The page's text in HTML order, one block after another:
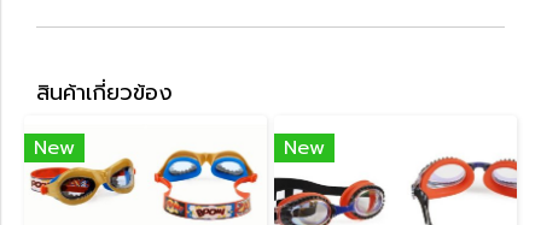
สินค้าเกี่ยวข้อง
New New